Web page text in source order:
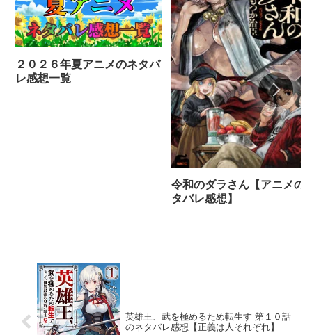
２０２６年夏アニメのネタバ
レ感想一覧
令和のダラさん【アニメの
タバレ感想】
英雄王、武を極めるため転生す 第１０話
のネタバレ感想【正義は人それぞれ】